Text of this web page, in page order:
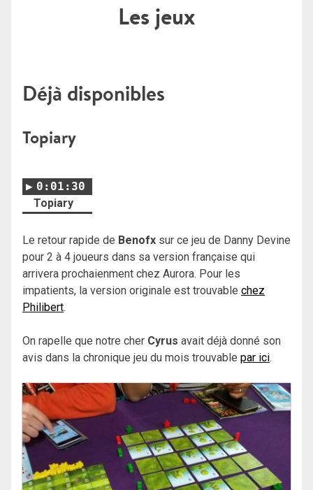
Les jeux
Déjà disponibles
Topiary
0:01:30
Topiary
Le retour rapide de Benofx sur ce jeu de Danny Devine
pour 2 à 4 joueurs dans sa version française qui
arrivera prochaienment chez Aurora. Pour les
impatients, la version originale est trouvable chez
Philibert.
On rapelle que notre cher Cyrus avait déjà donné son
avis dans la chronique jeu du mois trouvable par ici.